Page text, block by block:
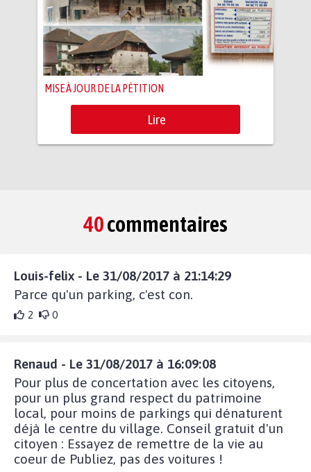
MISE À JOUR DE LA PÉTITION
Lire
40commentaires
Louis-felix - Le 31/08/2017 à 21:14:29
Parce qu'un parking, c'est con.
2 0
Renaud - Le 31/08/2017 à 16:09:08
Pour plus de concertation avec les citoyens,
pour un plus grand respect du patrimoine
local, pour moins de parkings qui dénaturent
déjà le centre du village. Conseil gratuit d'un
citoyen : Essayez de remettre de la vie au
coeur de Publiez, pas des voitures !